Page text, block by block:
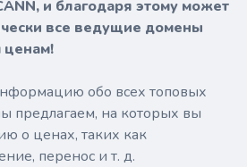
и благодаря этому может
все ведущие домены
обо всех топовых
предлагаем, на которых вы
о ценах, таких как
перенос и т. д.